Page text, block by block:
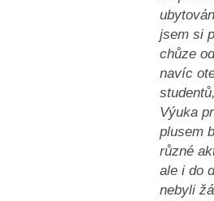
jsem si
chůze
navíc
Výuka
plusem
různé
ale i do
nebyli